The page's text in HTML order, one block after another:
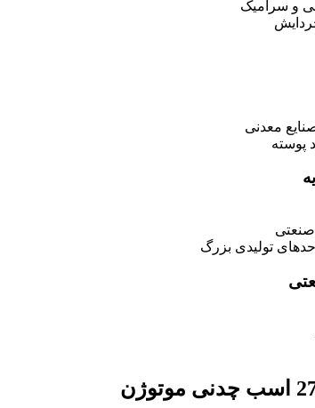
و سرامیک
معدنی
پوسته
صنعتی
تولیدی بزرگ